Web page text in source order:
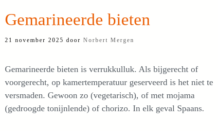
Gemarineerde bieten
21 november 2025 door Norbert Mergen
Gemarineerde bieten is verrukkulluk. Als bijgerecht of
voorgerecht, op kamertemperatuur geserveerd is het niet te
versmaden. Gewoon zo (vegetarisch), of met mojama
(gedroogde tonijnlende) of chorizo. In elk geval Spaans.